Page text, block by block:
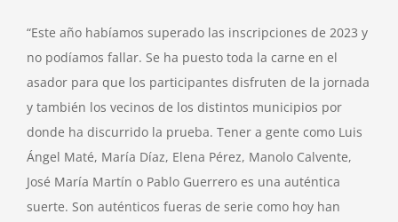
“Este año habíamos superado las inscripciones de 2023 y
no podíamos fallar. Se ha puesto toda la carne en el
asador para que los participantes disfruten de la jornada
y también los vecinos de los distintos municipios por
donde ha discurrido la prueba. Tener a gente como Luis
Ángel Maté, María Díaz, Elena Pérez, Manolo Calvente,
José María Martín o Pablo Guerrero es una auténtica
suerte. Son auténticos fueras de serie como hoy han